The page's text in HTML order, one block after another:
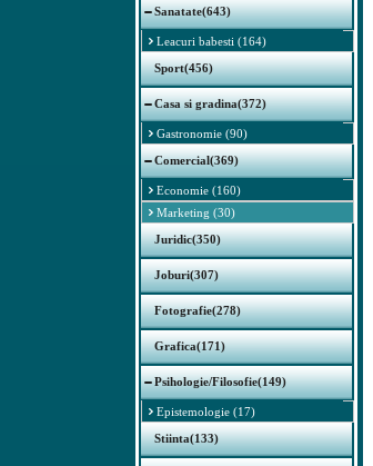
Sanatate(643)
Leacuri babesti (164)
Sport(456)
Casa si gradina(372)
Gastronomie (90)
Comercial(369)
Economie (160)
Marketing (30)
Juridic(350)
Joburi(307)
Fotografie(278)
Grafica(171)
Psihologie/Filosofie(149)
Epistemologie (17)
Stiinta(133)